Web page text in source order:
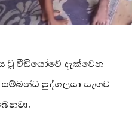
වූ වීඩියෝවේ දැක්වෙන
පුද්ගලයා සැඟව